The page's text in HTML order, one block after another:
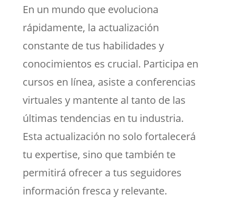
En un mundo que evoluciona
rápidamente, la actualización
constante de tus habilidades y
conocimientos es crucial. Participa en
cursos en línea, asiste a conferencias
virtuales y mantente al tanto de las
últimas tendencias en tu industria.
Esta actualización no solo fortalecerá
tu expertise, sino que también te
permitirá ofrecer a tus seguidores
información fresca y relevante.